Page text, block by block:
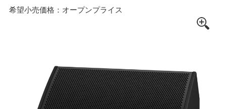
希望小売価格：オープンプライス